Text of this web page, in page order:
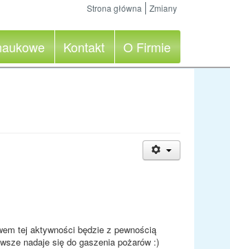
Strona główna Zmiany
Kontakt O Firmie
tej aktywności będzie z pewnością
nadaje się do gaszenia pożarów :)